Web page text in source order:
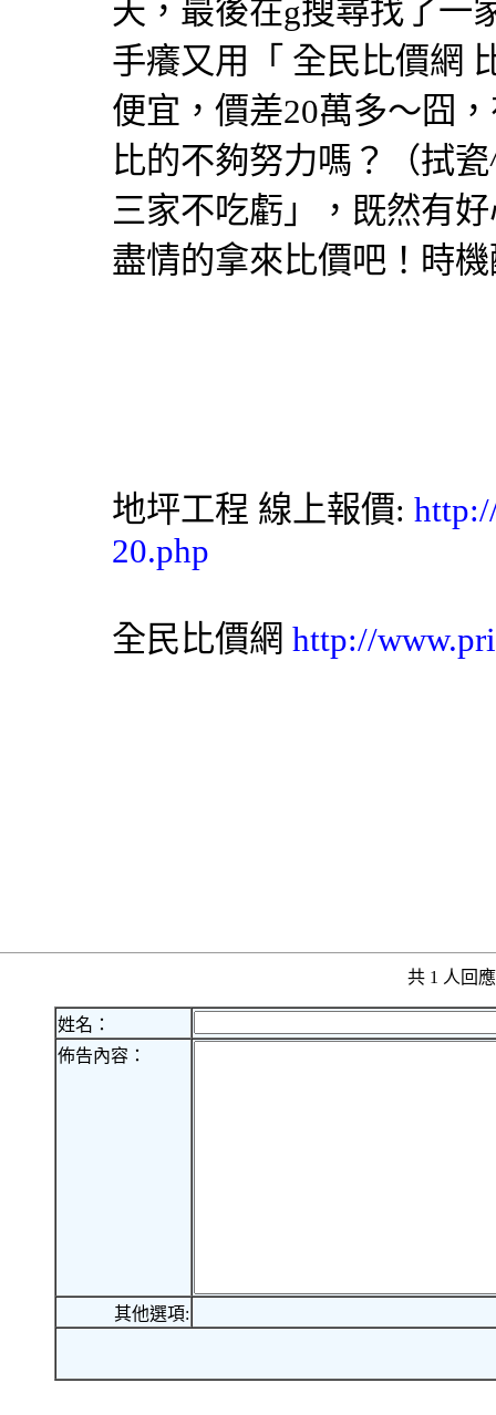
天，最後在g搜尋找了一
手癢又用「 全民比價網
便宜，價差20萬多～囧
比的不夠努力嗎？（拭
三家不吃虧」，既然有
盡情的拿來比價吧！時
地坪工程 線上報價:
20.php
全民比價網 http://
共 1 人回
姓名：
佈告內容：
其他選項: